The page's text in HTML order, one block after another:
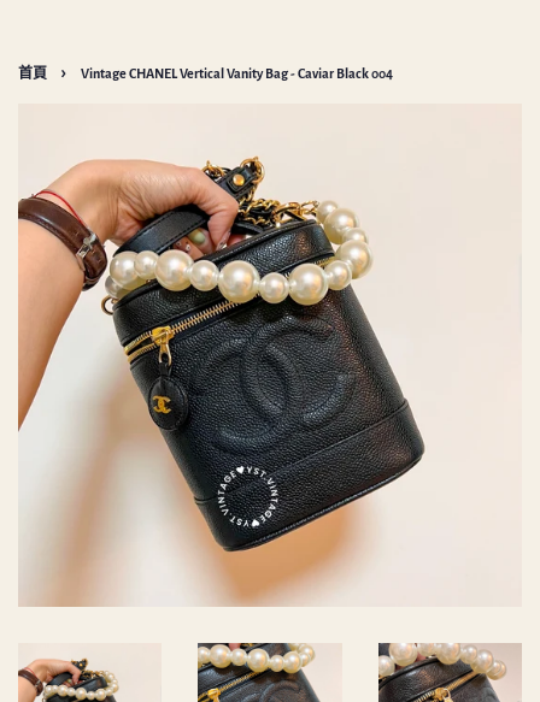
首頁 › Vintage CHANEL Vertical Vanity Bag - Caviar Black 004